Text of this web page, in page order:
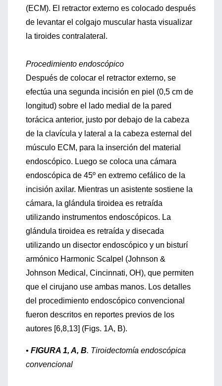
(ECM). El retractor externo es colocado después
de levantar el colgajo muscular hasta visualizar
la tiroides contralateral.
Procedimiento endoscópico
Después de colocar el retractor externo, se
efectúa una segunda incisión en piel (0,5 cm de
longitud) sobre el lado medial de la pared
torácica anterior, justo por debajo de la cabeza
de la clavícula y lateral a la cabeza esternal del
músculo ECM, para la inserción del material
endoscópico. Luego se coloca una cámara
endoscópica de 45º en extremo cefálico de la
incisión axilar. Mientras un asistente sostiene la
cámara, la glándula tiroidea es retraída
utilizando instrumentos endoscópicos. La
glándula tiroidea es retraída y disecada
utilizando un disector endoscópico y un bisturí
armónico Harmonic Scalpel (Johnson &
Johnson Medical, Cincinnati, OH), que permiten
que el cirujano use ambas manos. Los detalles
del procedimiento endoscópico convencional
fueron descritos en reportes previos de los
autores [6,8,13] (Figs. 1A, B).
• FIGURA 1, A, B. Tiroidectomía endoscópica
convencional